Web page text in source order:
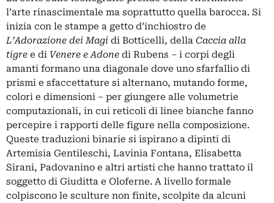
l’arte rinascimentale ma soprattutto quella barocca. Si
inizia con le stampe a getto d’inchiostro de
L’Adorazione dei Magi di Botticelli, della Caccia alla
tigre e di Venere e Adone di Rubens ‒ i corpi degli
amanti formano una diagonale dove uno sfarfallio di
prismi e sfaccettature si alternano, mutando forme,
colori e dimensioni ‒ per giungere alle volumetrie
computazionali, in cui reticoli di linee bianche fanno
percepire i rapporti delle figure nella composizione.
Queste traduzioni binarie si ispirano a dipinti di
Artemisia Gentileschi, Lavinia Fontana, Elisabetta
Sirani, Padovanino e altri artisti che hanno trattato il
soggetto di Giuditta e Oloferne. A livello formale
colpiscono le sculture non finite, scolpite da alcuni